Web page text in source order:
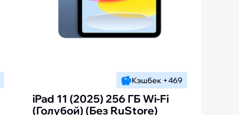
Кэшбек +469
iPad 11 (2025) 256 ГБ Wi-Fi
(Голубой) (Без RuStore)